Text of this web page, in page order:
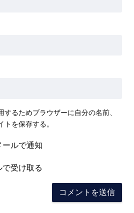
するためブラウザーに自分の名前、
トを保存する。
ールで通知
受け取る